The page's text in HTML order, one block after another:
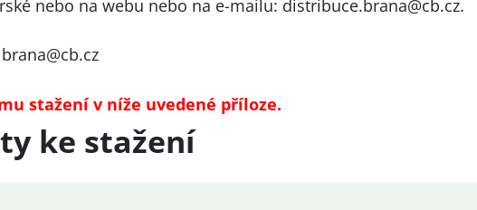
nebo na webu nebo na e-mailu: distribuce.brana@cb.cz.
brana@cb.cz
stažení v níže uvedené příloze.
ke stažení